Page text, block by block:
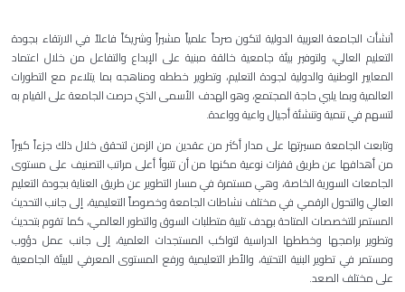
أنشأت الجامعة العربية الدولية لتكون صرحاً علمياً مشيراً وشريكاً فاعلاً في الارتقاء بجودة
التعليم العالي، ولتوفير بيئة جامعية خالقة مبنية على الإبداع والتفاعل من خلال اعتماد
المعايير الوطنية والدولية لجودة التعليم، وتطوير خططه ومناهجه بما يتلاءم مع التطورات
العالمية وبما يلبي حاجة المجتمع، وهو الهدف الأسمى الذي حرصت الجامعة على القيام به
لتسهم في تنمية وتنشئة أجيال واعية وواعدة.
وتابعت الجامعة مسيرتها على مدار أكثر من عقدين من الزمن لتحقق خلال ذلك جزءاً كبيراً
من أهدافها عن طريق قفزات نوعية مكنها من أن تتبوأ أعلى مراتب التصنيف على مستوى
الجامعات السورية الخاصة، وهي مستمرة في مسار التطوير عن طريق العناية بجودة التعليم
العالي والتحول الرقمي في مختلف نشاطات الجامعة وخصوصاً التعليمية، إلى جانب التحديث
المستمر للتخصصات المتاحة بهدف تلبية متطلبات السوق والتطور العالمي، كما تقوم بتحديث
وتطوير برامجها وخططها الدراسية لتواكب المستجدات العلمية، إلى جانب عمل دؤوب
ومستمر في تطوير البنية التحتية، والأطر التعليمية ورفع المستوى المعرفي للبيئة الجامعية
على مختلف الصعد.